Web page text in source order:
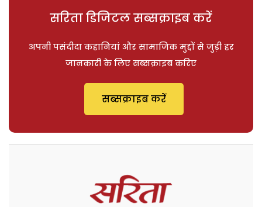
सरिता डिजिटल सब्सक्राइब करें
अपनी पसंदीदा कहानियां और सामाजिक मुद्दों से जुड़ी हर
जानकारी के लिए सब्सक्राइब करिए
सब्सक्राइब करें